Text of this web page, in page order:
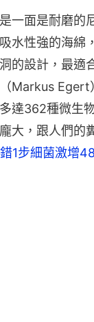
一面是耐磨的
水性強的海綿
的設計，最適
Markus
達362種微生
大，跟人們的
1步細菌激增